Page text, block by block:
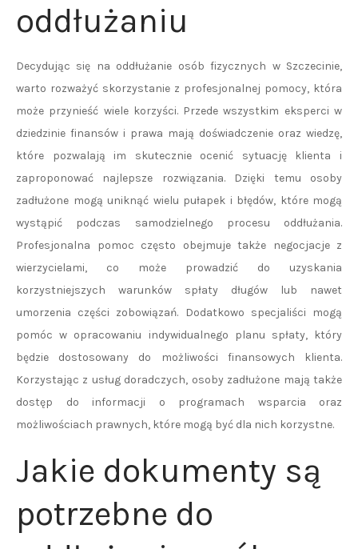
oddłużaniu
Decydując się na oddłużanie osób fizycznych w Szczecinie,
warto rozważyć skorzystanie z profesjonalnej pomocy, która
może przynieść wiele korzyści. Przede wszystkim eksperci w
dziedzinie finansów i prawa mają doświadczenie oraz wiedzę,
które pozwalają im skutecznie ocenić sytuację klienta i
zaproponować najlepsze rozwiązania. Dzięki temu osoby
zadłużone mogą uniknąć wielu pułapek i błędów, które mogą
wystąpić podczas samodzielnego procesu oddłużania.
Profesjonalna pomoc często obejmuje także negocjacje z
wierzycielami, co może prowadzić do uzyskania
korzystniejszych warunków spłaty długów lub nawet
umorzenia części zobowiązań. Dodatkowo specjaliści mogą
pomóc w opracowaniu indywidualnego planu spłaty, który
będzie dostosowany do możliwości finansowych klienta.
Korzystając z usług doradczych, osoby zadłużone mają także
dostęp do informacji o programach wsparcia oraz
możliwościach prawnych, które mogą być dla nich korzystne.
Jakie dokumenty są
potrzebne do